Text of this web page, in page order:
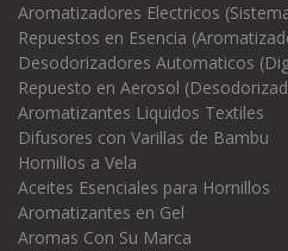
Aromatizadores Electricos
Repuestos en Esencia
Desodorizadores Automaticos
Repuesto en Aerosol
Aromatizantes Liquidos Textiles
Difusores con Varillas de Bambu
Hornillos a Vela
Aceites Esenciales para Hornillos
Aromatizantes en Gel
Aromas Con Su Marca